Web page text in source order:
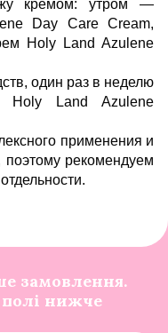
кремом: утром —
Day Care Cream,
Holy Land Azulene
один раз в неделю
Holy Land Azulene
применения и
поэтому рекомендуем
замовлення.
нижче